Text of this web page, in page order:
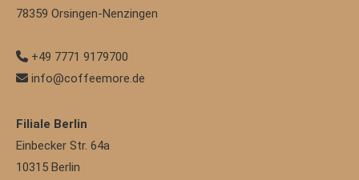
78359 Orsingen-Nenzingen
+49 7771 9179700
info@coffeemore.de
Filiale Berlin
Einbecker Str. 64a
10315 Berlin